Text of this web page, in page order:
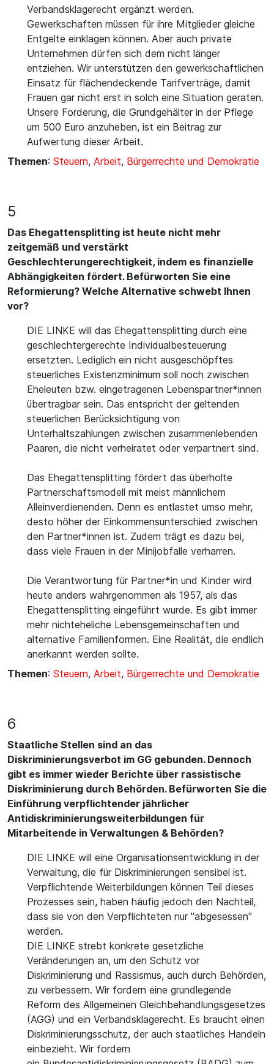
Verbandsklagerecht ergänzt werden.
Gewerkschaften müssen für ihre Mitglieder gleiche
Entgelte einklagen können. Aber auch private
Unternehmen dürfen sich dem nicht länger
entziehen. Wir unterstützen den gewerkschaftlichen
Einsatz für flächendeckende Tarifverträge, damit
Frauen gar nicht erst in solch eine Situation geraten.
Unsere Forderung, die Grundgehälter in der Pflege
um 500 Euro anzuheben, ist ein Beitrag zur
Aufwertung dieser Arbeit.
Themen: Steuern, Arbeit, Bürgerrechte und Demokratie
5
Das Ehegattensplitting ist heute nicht mehr
zeitgemäß und verstärkt
Geschlechterungerechtigkeit, indem es finanzielle
Abhängigkeiten fördert. Befürworten Sie eine
Reformierung? Welche Alternative schwebt Ihnen
vor?
DIE LINKE will das Ehegattensplitting durch eine
geschlechtergerechte Individualbesteuerung
ersetzten. Lediglich ein nicht ausgeschöpftes
steuerliches Existenzminimum soll noch zwischen
Eheleuten bzw. eingetragenen Lebenspartner*innen
übertragbar sein. Das entspricht der geltenden
steuerlichen Berücksichtigung von
Unterhaltszahlungen zwischen zusammenlebenden
Paaren, die nicht verheiratet oder verpartnert sind.
Das Ehegattensplitting fördert das überholte
Partnerschaftsmodell mit meist männlichem
Alleinverdienenden. Denn es entlastet umso mehr,
desto höher der Einkommensunterschied zwischen
den Partner*innen ist. Zudem trägt es dazu bei,
dass viele Frauen in der Minijobfalle verharren.
Die Verantwortung für Partner*in und Kinder wird
heute anders wahrgenommen als 1957, als das
Ehegattensplitting eingeführt wurde. Es gibt immer
mehr nichteheliche Lebensgemeinschaften und
alternative Familienformen. Eine Realität, die endlich
anerkannt werden sollte.
Themen: Steuern, Arbeit, Bürgerrechte und Demokratie
6
Staatliche Stellen sind an das
Diskriminierungsverbot im GG gebunden. Dennoch
gibt es immer wieder Berichte über rassistische
Diskriminierung durch Behörden. Befürworten Sie die
Einführung verpflichtender jährlicher
Antidiskriminierungsweiterbildungen für
Mitarbeitende in Verwaltungen & Behörden?
DIE LINKE will eine Organisationsentwicklung in der
Verwaltung, die für Diskriminierungen sensibel ist.
Verpflichtende Weiterbildungen können Teil dieses
Prozesses sein, haben häufig jedoch den Nachteil,
dass sie von den Verpflichteten nur "abgesessen"
werden.
DIE LINKE strebt konkrete gesetzliche
Veränderungen an, um den Schutz vor
Diskriminierung und Rassismus, auch durch Behörden,
zu verbessern. Wir fordern eine grundlegende
Reform des Allgemeinen Gleichbehandlungsgesetzes
(AGG) und ein Verbandsklagerecht. Es braucht einen
Diskriminierungsschutz, der auch staatliches Handeln
einbezieht. Wir fordern